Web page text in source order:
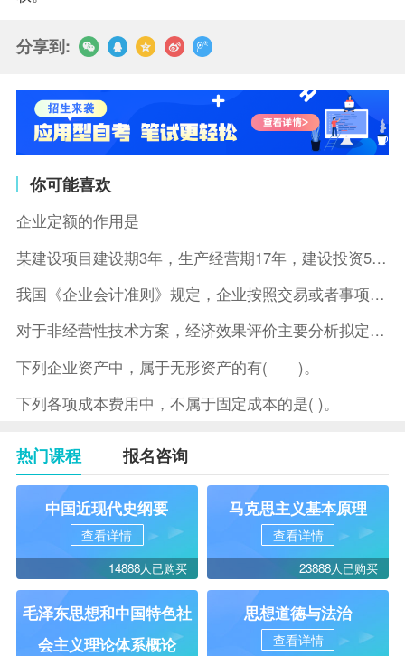
分享到:
你可能喜欢
企业定额的作用是
某建设项目建设期3年，生产经营期17年，建设投资5500万元
我国《企业会计准则》规定，企业按照交易或者事项的经济特征确定
对于非经营性技术方案，经济效果评价主要分析拟定方案的( )。
下列企业资产中，属于无形资产的有( )。
下列各项成本费用中，不属于固定成本的是( )。
热门课程 报名咨询
中国近现代史纲要
查看详情
14888人已购买
马克思主义基本原理
查看详情
23888人已购买
毛泽东思想和中国特色社
会主义理论体系概论
思想道德与法治
查看详情